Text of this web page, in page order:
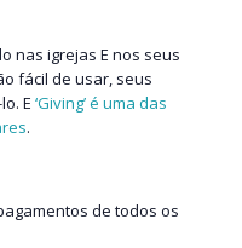
nas igrejas E nos seus
fácil de usar, seus
E ‘Giving’ é uma das
.
de todos os